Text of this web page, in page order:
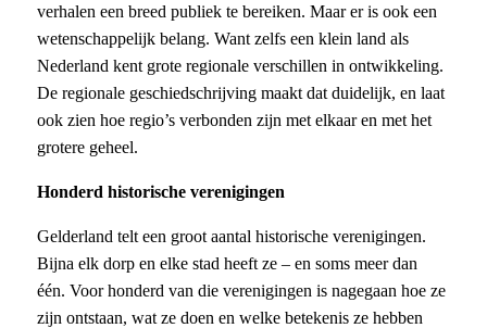
verhalen een breed publiek te bereiken. Maar er is ook een
wetenschappelijk belang. Want zelfs een klein land als
Nederland kent grote regionale verschillen in ontwikkeling.
De regionale geschiedschrijving maakt dat duidelijk, en laat
ook zien hoe regio’s verbonden zijn met elkaar en met het
grotere geheel.
Honderd historische verenigingen
Gelderland telt een groot aantal historische verenigingen.
Bijna elk dorp en elke stad heeft ze – en soms meer dan
één. Voor honderd van die verenigingen is nagegaan hoe ze
zijn ontstaan, wat ze doen en welke betekenis ze hebben